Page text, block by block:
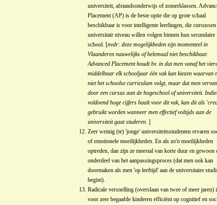
universiteit, afstandsonderwijs of zomerklassen.
Placement (AP) is de beste optie die op grote schaal
beschikbaar is voor intelligente leerlingen, die
universitair niveau willen volgen binnen hun secundaire
school. [nvdr: deze mogelijkheden zijn momenteel in
Vlaanderen nauwelijks of helemaal niet beschikbaar.
Advanced Placement houdt bv. in dat men vanaf het
middelbaar elk schooljaar één vak kan kiezen waarvan
niet het schoolse curriculum volgt, maar dat men
door een cursus aan de hogeschool of universiteit.
voldoend hoge cijfers haalt voor dit vak, kan dit als
gebruikt worden wanneer men effectief voltijds aan de
universiteit gaat studeren. ]
Zeer weinig (te) 'jonge' universiteitsstudenten ervaren
of emotionele moeilijkheden. En als zo'n moeilijkheden
optreden, dan zijn ze meestal van korte duur en gewoon
onderdeel van het aanpassingsproces (dat men ook kan
doormaken als men 'op leeftijd' aan de universitaire
begint).
Radicale versnelling (overslaan van twee of meer jaren)
voor zeer begaafde kinderen efficiënt op cognitief en